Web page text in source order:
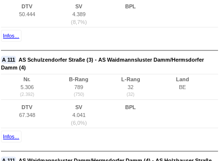
DTV
50.444
SV
4.389
(8,7%)
BPL
Infos...
A 111 AS Schulzendorfer Straße (3) - AS Waidmannsluster Damm/Hermsdorfer
Damm (4)
Nr.
5.306
(2.392)
B-Rang
789
(750)
L-Rang
32
(32)
Land
BE
DTV
67.348
SV
4.041
(6,0%)
BPL
Infos...